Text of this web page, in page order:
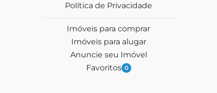
Política de Privacidade
Imóveis para comprar
Imóveis para alugar
Anuncie seu Imóvel
Favoritos 0